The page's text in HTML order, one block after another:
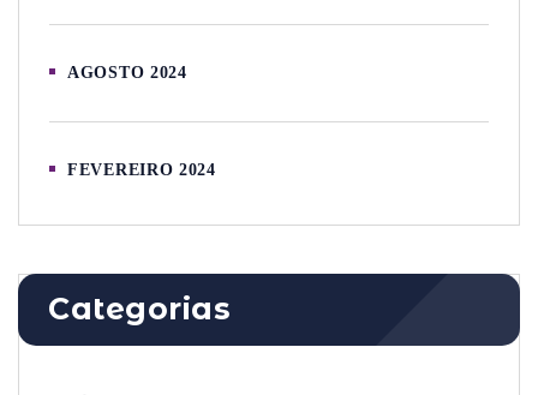
AGOSTO 2024
FEVEREIRO 2024
Categorias